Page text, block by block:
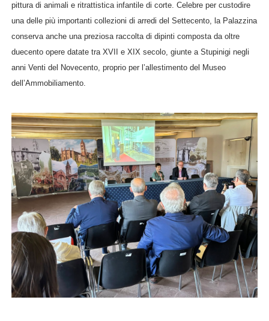
pittura di animali e ritrattistica infantile di corte. Celebre per custodire
una delle più importanti collezioni di arredi del Settecento, la Palazzina
conserva anche una preziosa raccolta di dipinti composta da oltre
duecento opere datate tra XVII e XIX secolo, giunte a Stupinigi negli
anni Venti del Novecento, proprio per l’allestimento del Museo
dell’Ammobiliamento.